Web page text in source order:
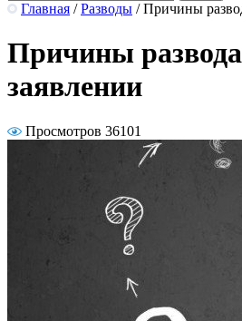
Главная / Разводы / Причины
Причины
заявлении
Просмотров 36101